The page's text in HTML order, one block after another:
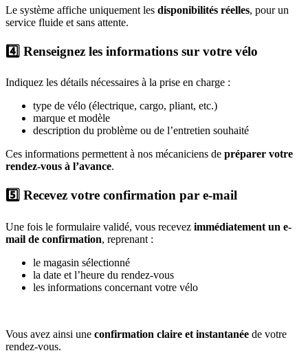
Le système affiche uniquement les disponibilités réelles, pour un
service fluide et sans attente.
4️⃣ Renseignez les informations sur votre vélo
Indiquez les détails nécessaires à la prise en charge :
type de vélo (électrique, cargo, pliant, etc.)
marque et modèle
description du problème ou de l’entretien souhaité
Ces informations permettent à nos mécaniciens de préparer votre
rendez-vous à l’avance.
5️⃣ Recevez votre confirmation par e-mail
Une fois le formulaire validé, vous recevez immédiatement un e-
mail de confirmation, reprenant :
le magasin sélectionné
la date et l’heure du rendez-vous
les informations concernant votre vélo
Vous avez ainsi une confirmation claire et instantanée de votre
rendez-vous.